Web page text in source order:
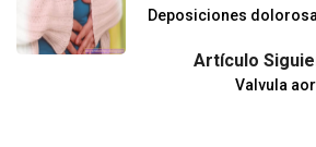
Deposiciones
Artículo
Valvula